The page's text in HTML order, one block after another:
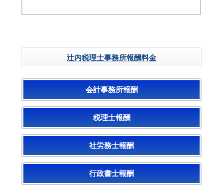
辻内税理士事務所報酬料金
会計事務所報酬
税理士報酬
社労務士報酬
行政書士報酬